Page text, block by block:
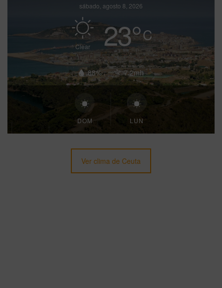
sábado, agosto 8, 2026
Clear 23°C
88% 7.2mh
DOM LUN
Ver clima de Ceuta